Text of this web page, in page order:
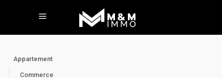
Appartement
Commerce